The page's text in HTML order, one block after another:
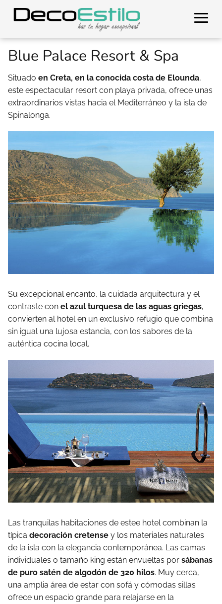
Blue Palace Resort & Spa
Situado en Creta, en la conocida costa de Elounda,
este espectacular resort con playa privada, ofrece unas
extraordinarios vistas hacia el Mediterráneo y la isla de
Spinalonga.
Su excepcional encanto, la cuidada arquitectura y el
contraste con el azul turquesa de las aguas griegas,
convierten al hotel en un exclusivo refugio que combina
sin igual una lujosa estancia, con los sabores de la
auténtica cocina local.
Las tranquilas habitaciones de estee hotel combinan la
típica decoración cretense y los materiales naturales
de la isla con la elegancia contemporánea. Las camas
individuales o tamaño king están envueltas por sábanas
de puro satén de algodón de 320 hilos. Muy cerca,
una amplia área de estar con sofá y cómodas sillas
ofrece un espacio grande para relajarse en la